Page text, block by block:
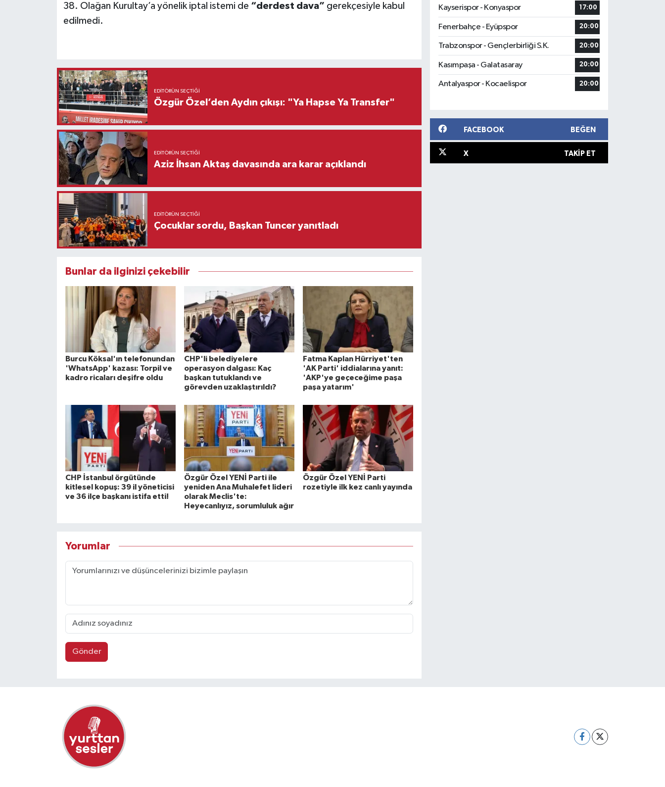
38. Olağan Kurultay’a yönelik iptal istemi de “derdest dava” gerekçesiyle kabul
edilmedi.
EDITÖRÜN SEÇTIĞI
Özgür Özel’den Aydın çıkışı: "Ya Hapse Ya Transfer"
EDITÖRÜN SEÇTIĞI
Aziz İhsan Aktaş davasında ara karar açıklandı
EDITÖRÜN SEÇTIĞI
Çocuklar sordu, Başkan Tuncer yanıtladı
Bunlar da ilginizi çekebilir
Burcu Köksal'ın telefonundan
'WhatsApp' kazası: Torpil ve
kadro ricaları deşifre oldu
CHP'li belediyelere
operasyon dalgası: Kaç
başkan tutuklandı ve
görevden uzaklaştırıldı?
Fatma Kaplan Hürriyet'ten
'AK Parti' iddialarına yanıt:
'AKP'ye geçeceğime paşa
paşa yatarım'
CHP İstanbul örgütünde
kitlesel kopuş: 39 il yöneticisi
ve 36 ilçe başkanı istifa etti!
Özgür Özel YENİ Parti ile
yeniden Ana Muhalefet lideri
olarak Meclis'te:
Heyecanlıyız, sorumluluk ağır
Özgür Özel YENİ Parti
rozetiyle ilk kez canlı yayında
Yorumlar
Gönder
Kayserispor - Konyaspor
17:00
Fenerbahçe - Eyüpspor 20:00
Trabzonspor - Gençlerbirliği S.K. 20:00
Kasımpaşa - Galatasaray 20:00
Antalyaspor - Kocaelispor 20:00
FACEBOOK BEĞEN
X TAKIP ET